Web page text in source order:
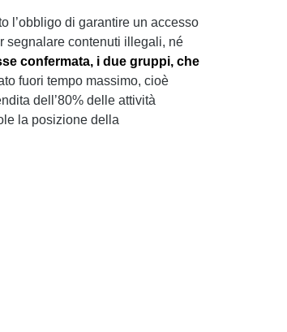
l’obbligo di garantire un accesso
segnalare contenuti illegali, né
confermata, i due gruppi, che
fuori tempo massimo, cioè
dell’80% delle attività
la posizione della